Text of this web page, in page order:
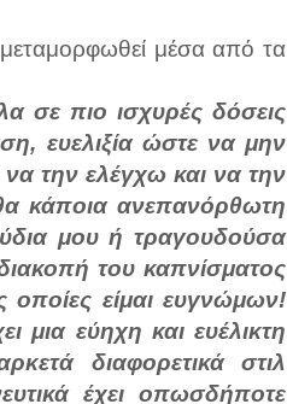
μέσα από τα
σε πιο ισχυρές δόσεις
ευελιξία ώστε να μην
την ελέγχω και να την
κάποια ανεπανόρθωτη
μου ή τραγουδούσα
του καπνίσματος
οποίες είμαι ευγνώμων!
μια εύηχη και ευέλικτη
διαφορετικά στιλ
έχει οπωσδήποτε